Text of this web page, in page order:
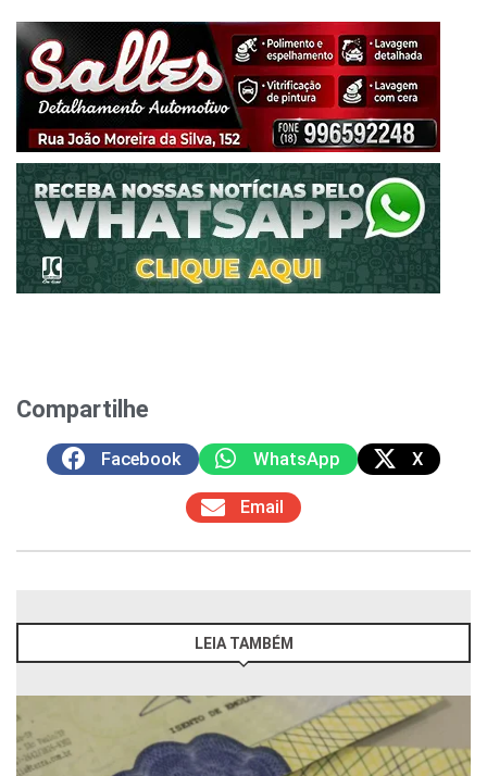
Compartilhe
Facebook WhatsApp X
Email
LEIA TAMBÉM